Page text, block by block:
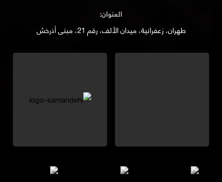
العنوان:
طهران، زعفرانية، ميدان الألف، رقم 21، مبنى أذرخش